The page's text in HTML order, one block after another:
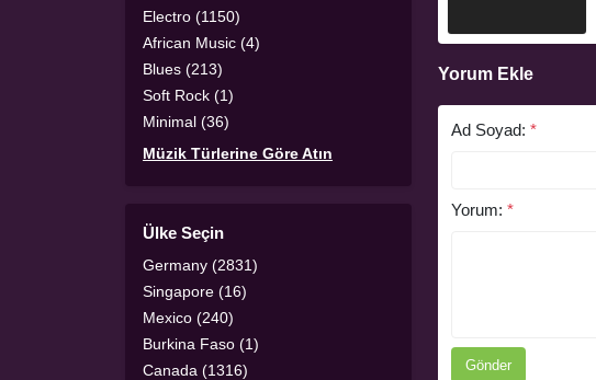
Electro (1150)
African Music (4)
Blues (213)
Soft Rock (1)
Minimal (36)
Müzik Türlerine Göre Atın
Ülke Seçin
Germany (2831)
Singapore (16)
Mexico (240)
Burkina Faso (1)
Canada (1316)
Yorum Ekle
Ad Soyad: *
Yorum: *
Gönder